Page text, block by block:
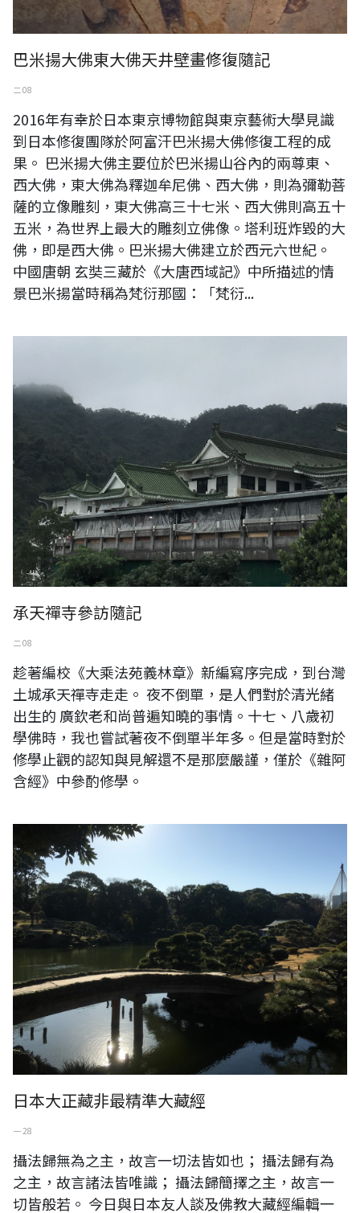
巴米揚大佛東大佛天井壁畫修復隨記
二 08
2016年有幸於日本東京博物館與東京藝術大學見識
到日本修復團隊於阿富汗巴米揚大佛修復工程的成
果。 巴米揚大佛主要位於巴米揚山谷內的兩尊東、
西大佛，東大佛為釋迦牟尼佛、西大佛，則為彌勒菩
薩的立像雕刻，東大佛高三十七米、西大佛則高五十
五米，為世界上最大的雕刻立佛像。塔利班炸毀的大
佛，即是西大佛。巴米揚大佛建立於西元六世紀。
中國唐朝 玄奘三藏於《大唐西域記》中所描述的情
景巴米揚當時稱為梵衍那國：「梵衍...
承天禪寺參訪隨記
二 08
趁著編校《大乘法苑義林章》新編寫序完成，到台灣
土城承天禪寺走走。 夜不倒單，是人們對於清光緒
出生的 廣欽老和尚普遍知曉的事情。十七、八歲初
學佛時，我也嘗試著夜不倒單半年多。但是當時對於
修學止觀的認知與見解還不是那麼嚴謹，僅於《雜阿
含經》中參酌修學。
日本大正藏非最精準大藏經
日本大正藏非最精準大藏經
一 28
攝法歸無為之主，故言一切法皆如也； 攝法歸有為
之主，故言諸法皆唯識； 攝法歸簡擇之主，故言一
切皆般若。 今日與日本友人談及佛教大藏經編輯一